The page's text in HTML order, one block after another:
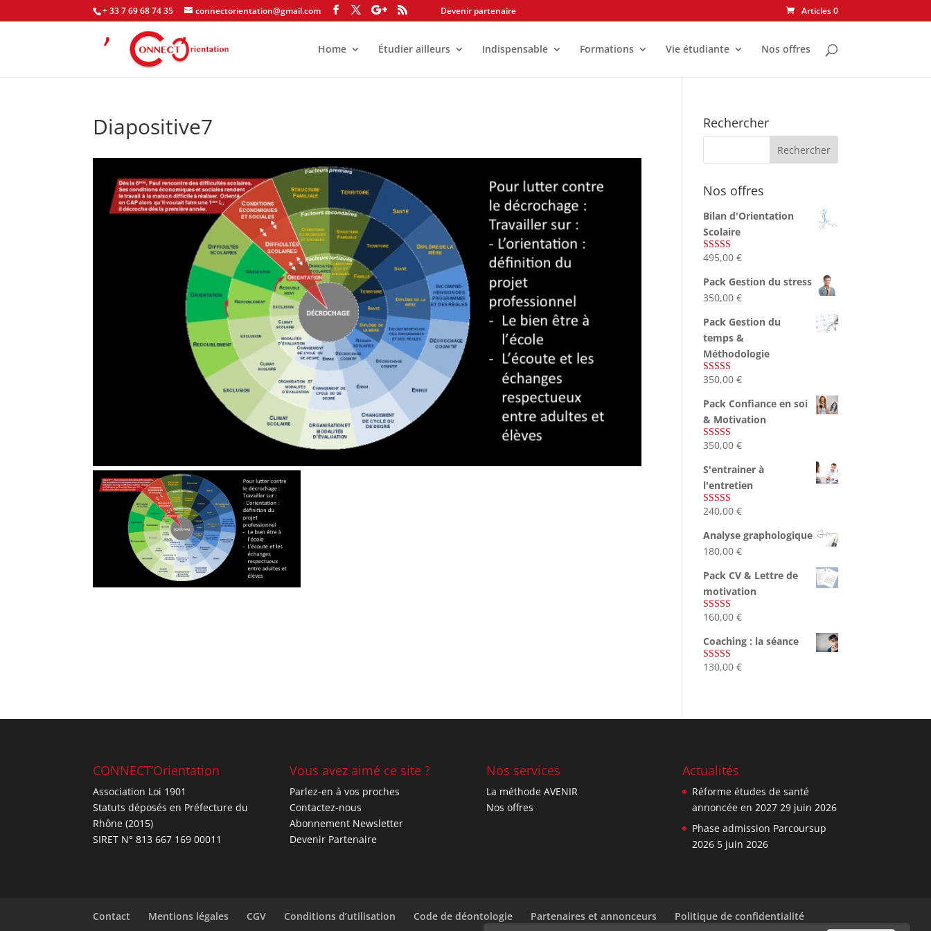
+ 33 7 69 68 74 35 connectorientation@gmail.com Devenir partenaire Articles 0
Home Étudier ailleurs Indispensable Formations Vie étudiante Nos offres
Diapositive7 Rechercher
Nos offres
Bilan d'Orientation
Scolaire
Note4.75
495,00€
Pack Gestion du stress
350,00€
Pack Gestion du
temps &
Méthodologie
Note5.00
350,00€
Pack Confiance en soi
& Motivation
Note5.00
350,00€
S'entrainer à
l'entretien
Note4.83
240,00€
Analyse graphologique
180,00€
Pack CV & Lettre de
motivation
Note5.00
160,00€
Coaching : la séance
Note4.67
130,00€
CONNECT’Orientation
Association Loi 1901
Statuts déposés en Préfecture du
Rhône (2015)
SIRET N° 813 667 169 00011
Vous avez aimé ce site ?
Parlez-en à vos proches
Contactez-nous
Abonnement Newsletter
Devenir Partenaire
Nos services
La méthode AVENIR
Nos offres
Actualités
Réforme études de santé
annoncée en 2027 29 juin 2026
Phase admission Parcoursup
2026 5 juin 2026
Contact Mentions légales CGV Conditions d’utilisation Code de déontologie Partenaires et annonceurs Politique de confidentialité